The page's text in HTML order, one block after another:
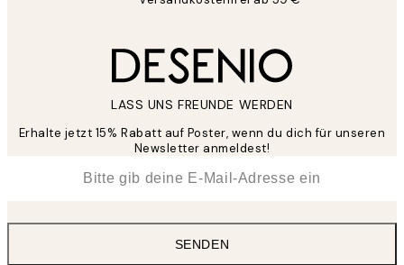
LASS UNS FREUNDE WERDEN
Erhalte jetzt 15% Rabatt auf Poster, wenn du dich für unseren
Newsletter anmeldest!
SENDEN